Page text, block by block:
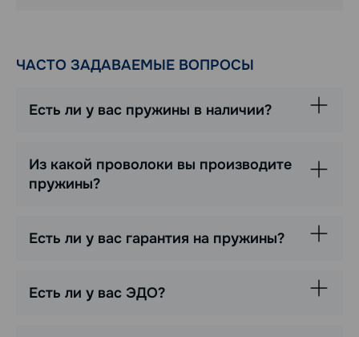
ЧАСТО ЗАДАВАЕМЫЕ ВОПРОСЫ
Есть ли у вас пружины в наличии?
Из какой проволоки вы производите
пружины?
Есть ли у вас гарантия на пружины?
Есть ли у вас ЭДО?